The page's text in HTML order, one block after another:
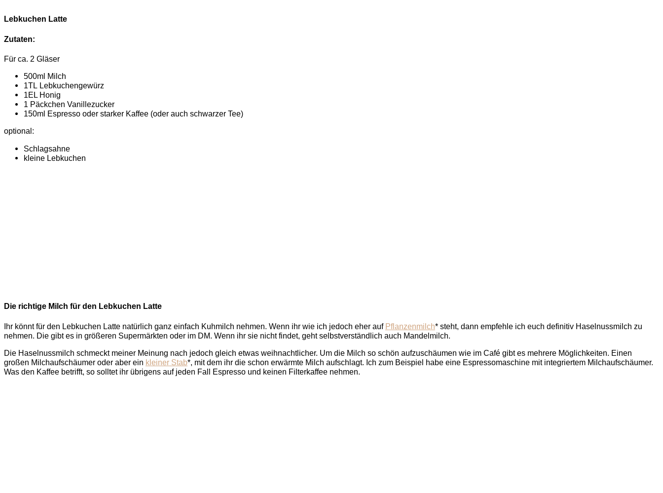
Lebkuchen Latte
Zutaten:
Für ca. 2 Gläser
500ml Milch
1TL Lebkuchengewürz
1EL Honig
1 Päckchen Vanillezucker
150ml Espresso oder starker Kaffee (oder auch schwarzer Tee)
optional:
Schlagsahne
kleine Lebkuchen
Die richtige Milch für den Lebkuchen Latte
Ihr könnt für den Lebkuchen Latte natürlich ganz einfach Kuhmilch nehmen. Wenn ihr wie ich jedoch eher auf Pflanzenmilch* steht, dann empfehle ich euch definitiv Haselnussmilch zu
nehmen. Die gibt es in größeren Supermärkten oder im DM. Wenn ihr sie nicht findet, geht selbstverständlich auch Mandelmilch.
Die Haselnussmilch schmeckt meiner Meinung nach jedoch gleich etwas weihnachtlicher. Um die Milch so schön aufzuschäumen wie im Café gibt es mehrere Möglichkeiten. Einen
großen Milchaufschäumer oder aber ein kleiner Stab*, mit dem ihr die schon erwärmte Milch aufschlagt. Ich zum Beispiel habe eine Espressomaschine mit integriertem Milchaufschäumer.
Was den Kaffee betrifft, so solltet ihr übrigens auf jeden Fall Espresso und keinen Filterkaffee nehmen.